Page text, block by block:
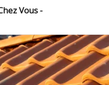
Vous -